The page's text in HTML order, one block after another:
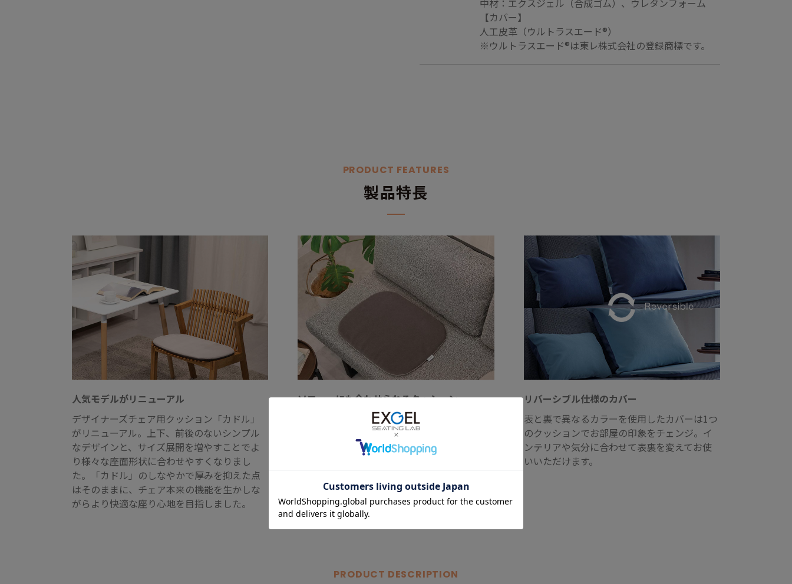
中材：エクスジェル（合成ゴム）、ウレタンフォーム
【カバー】
人工皮革（ウルトラスエード®）
※ウルトラスエード®は東レ株式会社の登録商標です。
PRODUCT FEATURES
製品特長
人気モデルがリニューアル
デザイナーズチェア用クッション「カドル」
がリニューアル。上下、前後のないシンプル
なデザインと、サイズ展開を増やすことでよ
り様々な座面形状に合わせやすくなりまし
た。「カドル」のしなやかで厚みを抑えた点
はそのままに、チェア本来の機能を生かしな
がらより快適な座り心地を目指しました。
ソファーにも合わせられるクッション
デザイナーズチェアはもちろん、ソファーに
も合わせられるので、硬い座面や長年愛用さ
れて劣化し始めた座面の座り心地改善が期待
リバーシブル仕様のカバー
表と裏で異なるカラーを使用したカバーは1つ
のクッションでお部屋の印象をチェンジ。イ
ンテリアや気分に合わせて表裏を変えてお使
いいただけます。
PRODUCT DESCRIPTION